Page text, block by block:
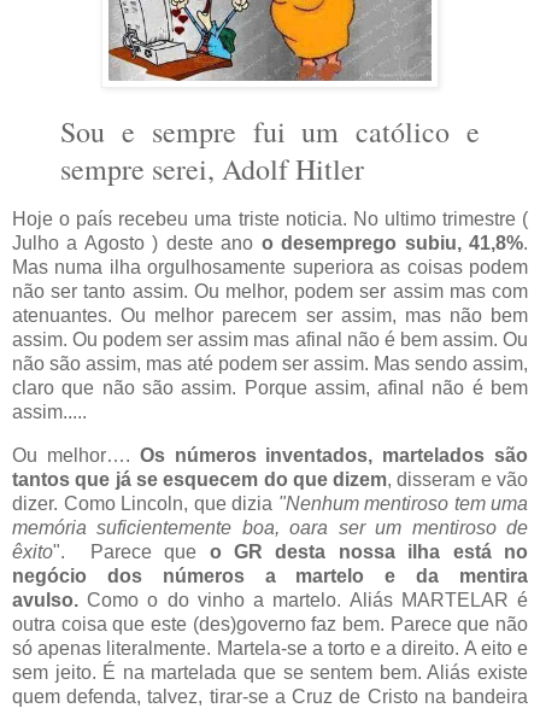
Sou e sempre fui um católico e
sempre serei, Adolf Hitler
Hoje o país recebeu uma triste noticia. No ultimo trimestre (
Julho a Agosto ) deste ano o desemprego subiu, 41,8%.
Mas numa ilha orgulhosamente superiora as coisas podem
não ser tanto assim. Ou melhor, podem ser assim mas com
atenuantes. Ou melhor parecem ser assim, mas não bem
assim. Ou podem ser assim mas afinal não é bem assim. Ou
não são assim, mas até podem ser assim. Mas sendo assim,
claro que não são assim. Porque assim, afinal não é bem
assim.....
Ou melhor…. Os números inventados, martelados são
tantos que já se esquecem do que dizem, disseram e vão
dizer. Como Lincoln, que dizia "Nenhum mentiroso tem uma
memória suficientemente boa, oara ser um mentiroso de
êxito". Parece que o GR desta nossa ilha está no
negócio dos números a martelo e da mentira
avulso. Como o do vinho a martelo. Aliás MARTELAR é
outra coisa que este (des)governo faz bem. Parece que não
só apenas literalmente. Martela-se a torto e a direito. A eito e
sem jeito. É na martelada que se sentem bem. Aliás existe
quem defenda, talvez, tirar-se a Cruz de Cristo na bandeira